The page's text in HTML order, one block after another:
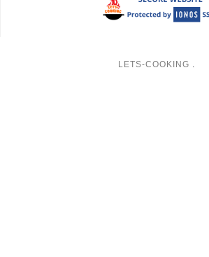
LETS-COOKING .